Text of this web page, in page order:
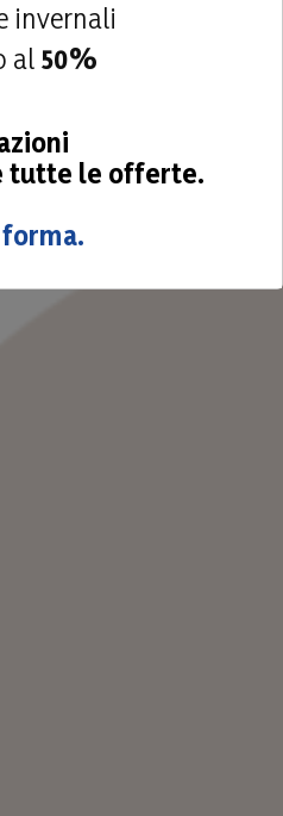
invernali
al 50%
tutte le offerte.